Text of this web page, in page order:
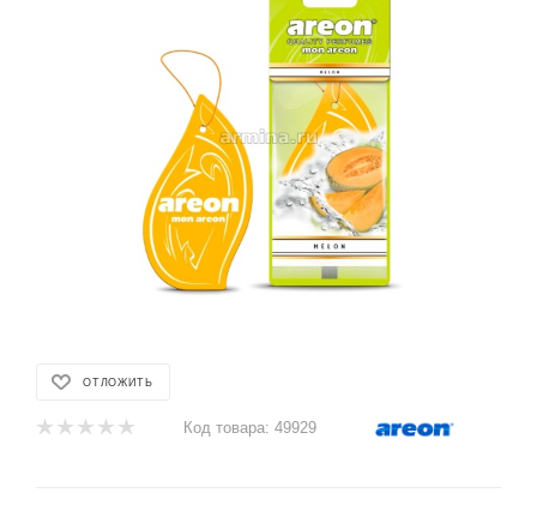
ОТЛОЖИТЬ
Код товара: 49929